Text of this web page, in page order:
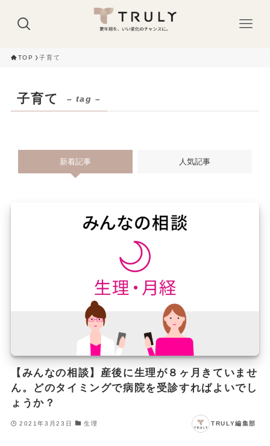
TOP 子育て
子育て – tag –
新着記事 人気記事
【みんなの相談】産後に生理が８ヶ月きていませ
ん。どのタイミングで病院を受診すればよいでし
ょうか？
2021年3月23日 生理 TRULY編集部